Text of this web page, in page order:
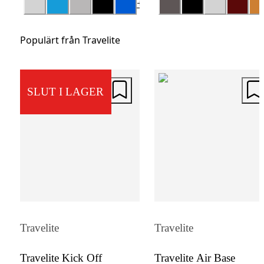
för tvätt och ett vadderat laptopfack som
rymmer datorer upp till 15 tum gör den
+
Populärt från Travelite
SLUT I LAGER
Travelite
Travelite Kick Off
Travelite
Travelite Air Base